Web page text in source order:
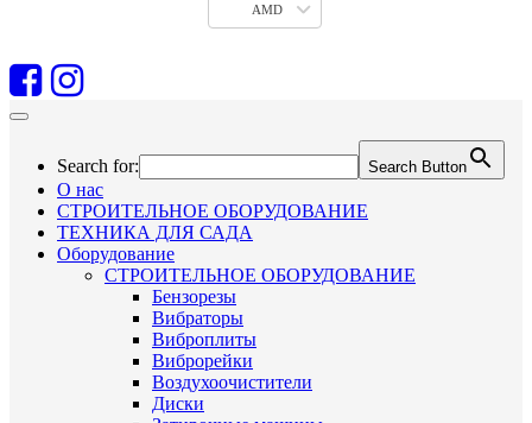
AMD
Search for: Search Button
О нас
СТРОИТЕЛЬНОЕ ОБОРУДОВАНИЕ
ТЕХНИКА ДЛЯ САДА
Оборудование
СТРОИТЕЛЬНОЕ ОБОРУДОВАНИЕ
Бензорезы
Вибраторы
Виброплиты
Виброрейки
Воздухоочистители
Диски